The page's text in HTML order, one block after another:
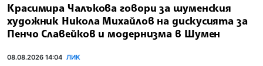
Красимира Чалъкова говори за шуменския
художник Никола Михайлов на дискусията за
Пенчо Славейков и модернизма в Шумен
08.08.2026 14:04 ЛИК